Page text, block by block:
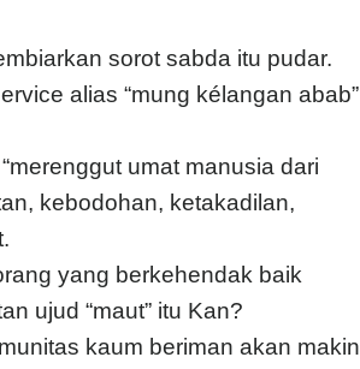
sorot sabda itu pudar.
alias “mung kélangan abab”
umat manusia dari
kebodohan, ketakadilan,
yang berkehendak baik
ujud “maut” itu Kan?
kaum beriman akan makin